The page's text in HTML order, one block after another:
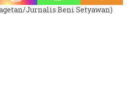
Jurnalis Beni Setyawan)